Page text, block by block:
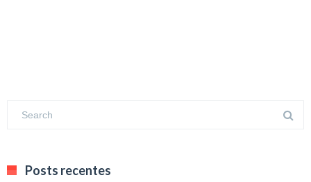
Posts recentes